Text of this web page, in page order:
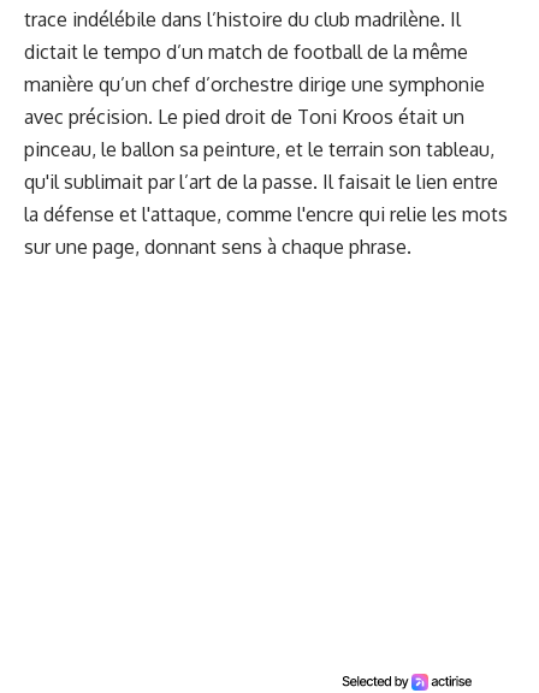
trace indélébile dans l’histoire du club madrilène. Il
dictait le tempo d’un match de football de la même
manière qu’un chef d’orchestre dirige une symphonie
avec précision. Le pied droit de Toni Kroos était un
pinceau, le ballon sa peinture, et le terrain son tableau,
qu'il sublimait par l’art de la passe. Il faisait le lien entre
la défense et l'attaque, comme l'encre qui relie les mots
sur une page, donnant sens à chaque phrase.